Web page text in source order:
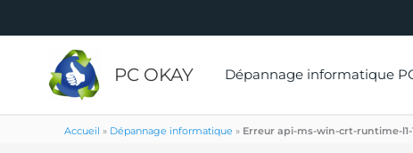
PC OKAY Dépannage informatique
Accueil » Dépannage informatique » Erreur api-ms-win-crt-runtime-